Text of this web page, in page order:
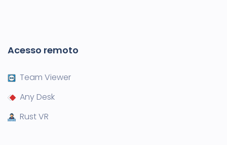
Acesso remoto
Team Viewer
Any Desk
Rust VR